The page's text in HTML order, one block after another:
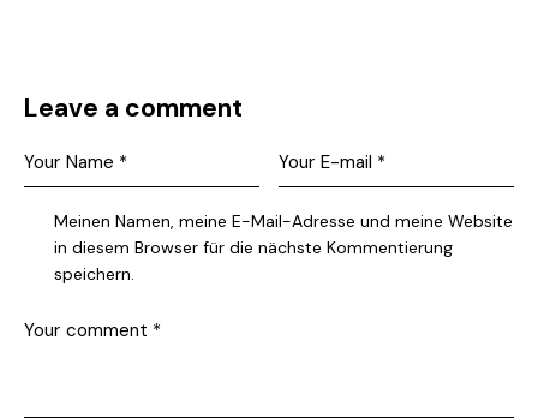
Leave a comment
Meinen Namen, meine E-Mail-Adresse und meine Website
in diesem Browser für die nächste Kommentierung
speichern.